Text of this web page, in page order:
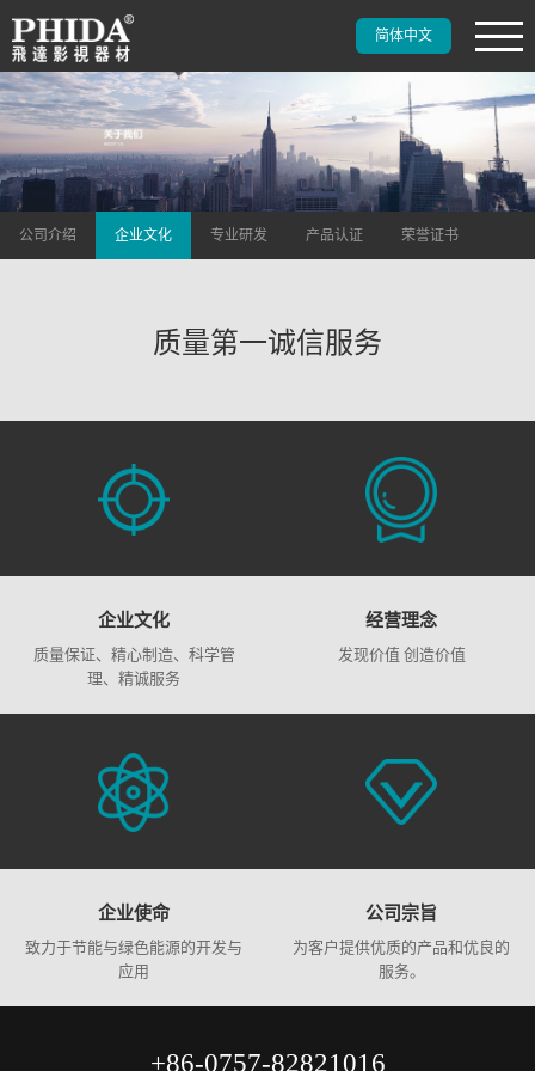
简体中文
公司介绍 企业文化 专业研发 产品认证 荣誉证书
质量第一诚信服务
企业文化
质量保证、精心制造、科学管
理、精诚服务
经营理念
发现价值 创造价值
企业使命
致力于节能与绿色能源的开发与
应用
公司宗旨
为客户提供优质的产品和优良的
服务。
+86-0757-82821016